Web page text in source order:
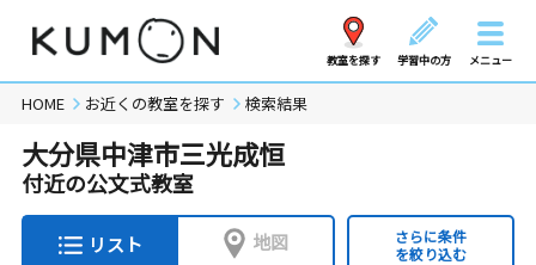
教室を探す 学習中の方 メニュー
HOME お近くの教室を探す 検索結果
大分県中津市三光成恒
付近の公文式教室
リスト 地図
さらに条件
を絞り込む